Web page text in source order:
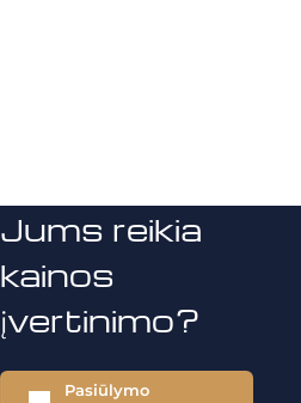
Jums reikia
kainos
įvertinimo?
Pasiūlymo